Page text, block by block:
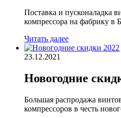
Поставка и пусконаладка
компрессора на фабрику в
Читать далее
23.12.2021
Новогодние
Большая распродажа
компрессоров в честь